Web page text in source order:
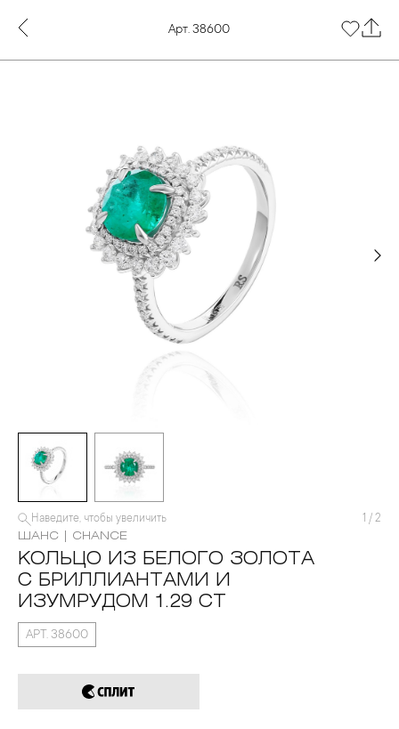
Арт. 38600
Наведите, чтобы увеличить 1 / 2
ШАНС | CHANCE
КОЛЬЦО ИЗ БЕЛОГО ЗОЛОТА
С БРИЛЛИАНТАМИ И
ИЗУМРУДОМ 1.29 CT
АРТ. 38600